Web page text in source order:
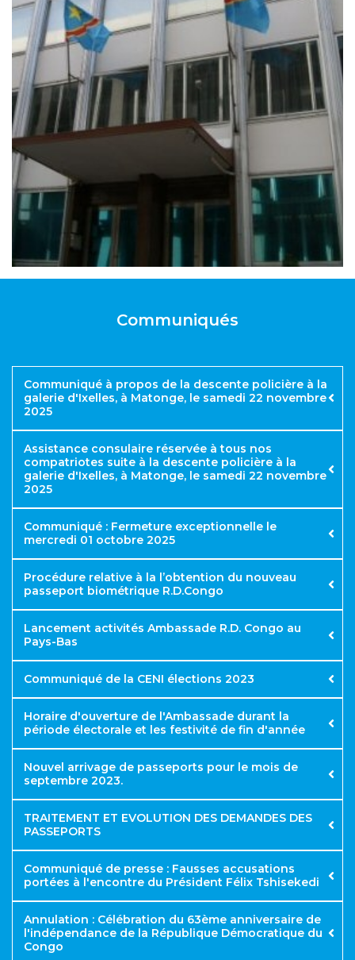
Communiqués
Communiqué à propos de la descente policière à la
galerie d'Ixelles, à Matonge, le samedi 22 novembre
2025
Assistance consulaire réservée à tous nos
compatriotes suite à la descente policière à la
galerie d'Ixelles, à Matonge, le samedi 22 novembre
2025
Communiqué : Fermeture exceptionnelle le
mercredi 01 octobre 2025
Procédure relative à la l’obtention du nouveau
passeport biométrique R.D.Congo
https://app.dgirdc.cd/e-nif
https://www.passeport.gouv.cd
https://passeport.equitybcdc.cd
https://ambardc.be/rendez-vous-passeport/
Lancement activités Ambassade R.D. Congo au
Pays-Bas
N.B
https://ambardc.be/conditions-
dobtention
Communiqué de la CENI élections 2023
Horaire d'ouverture de l'Ambassade durant la
période électorale et les festivité de fin d'année
Nouvel arrivage de passeports pour le mois de
septembre 2023.
Retrait de passeports
TRAITEMENT ET EVOLUTION DES DEMANDES DES
PASSEPORTS
Communiqué de presse : Fausses accusations
portées à l'encontre du Président Félix Tshisekedi
Annulation : Célébration du 63ème anniversaire de
l'indépendance de la République Démocratique du
Congo